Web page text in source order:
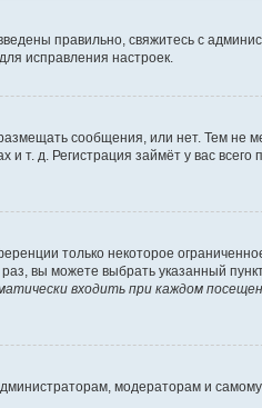
правильно, свяжитесь с
исправления настроек.
сообщения, или нет. Тем не
д. Регистрация займёт у вас всего
только некоторое
вы можете выбрать указанный
входить при каждом
модераторам и